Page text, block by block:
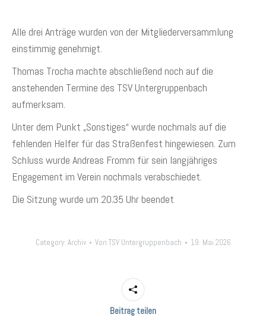
Alle drei Anträge wurden von der Mitgliederversammlung
einstimmig genehmigt.
Thomas Trocha machte abschließend noch auf die
anstehenden Termine des TSV Untergruppenbach
aufmerksam.
Unter dem Punkt „Sonstiges“ wurde nochmals auf die
fehlenden Helfer für das Straßenfest hingewiesen. Zum
Schluss wurde Andreas Fromm für sein langjähriges
Engagement im Verein nochmals verabschiedet.
Die Sitzung wurde um 20.35 Uhr beendet
Category: Archiv Von TSV Untergruppenbach 19. Mai 2026
Beitrag teilen